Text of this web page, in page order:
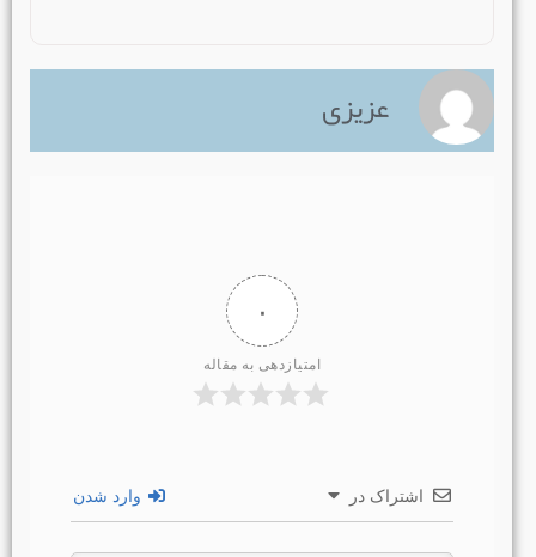
عزیزی
۰
امتیازدهی به مقاله
اشتراک در وارد شدن